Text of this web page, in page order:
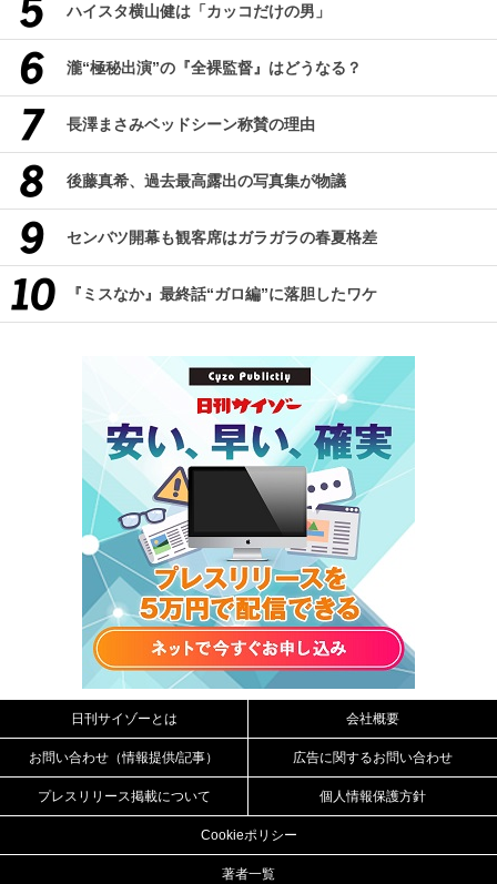
ハイスタ横山健は「カッコだけの男」
瀧“極秘出演”の『全裸監督』はどうなる？
長澤まさみベッドシーン称賛の理由
後藤真希、過去最高露出の写真集が物議
センバツ開幕も観客席はガラガラの春夏格差
『ミスなか』最終話“ガロ編”に落胆したワケ
日刊サイゾーとは 会社概要
お問い合わせ（情報提供/記事） 広告に関するお問い合わせ
プレスリリース掲載について 個人情報保護方針
Cookieポリシー
著者一覧